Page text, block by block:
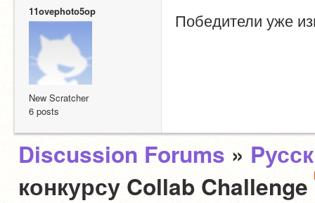
11ovephoto5op
New Scratcher
6 posts
Победители уже
Discussion Forums »
конкурсу Collab Challenge